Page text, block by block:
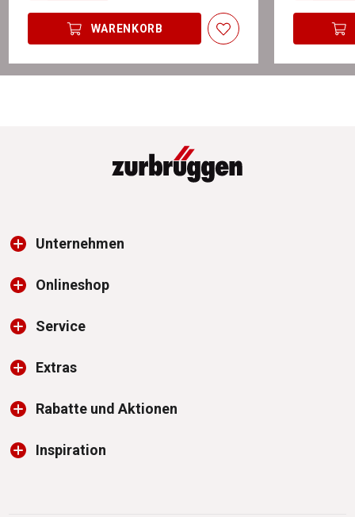
WARENKORB
Unternehmen
Onlineshop
Service
Extras
Rabatte und Aktionen
Inspiration